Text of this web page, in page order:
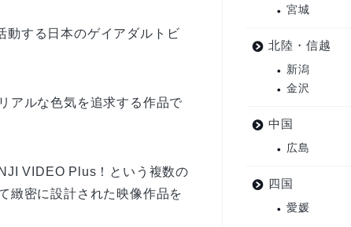
動する日本のゲイアダルトビ
アルな色気を追求する作品で
VIDEO Plus！という複数の
緻密に設計された映像作品を
宮城
北陸・信越
新潟
金沢
中国
広島
四国
愛媛